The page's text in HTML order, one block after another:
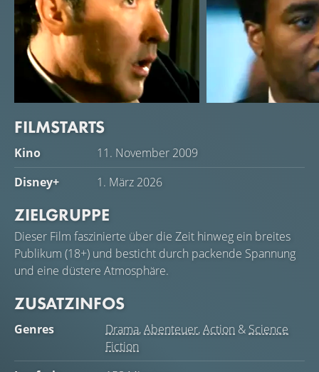
John Cusack
Jackson Curtis
FILMSTARTS
Kino
11. November 2009
Disney+
1. März 2026
ZIELGRUPPE
Dieser Film faszinierte über die Zeit hinweg ein breites
Publikum (18+) und besticht durch packende Spannung
und eine düstere Atmosphäre.
ZUSATZINFOS
Genres Drama,Abenteuer,Action & Science
Fiction